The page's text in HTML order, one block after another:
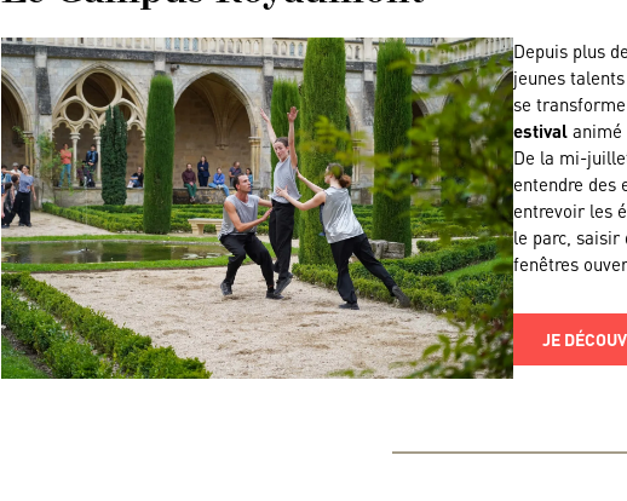
Depuis plus
jeunes
se
estivalanimé
De la mi-
entendre des
entrevoir les
le parc, saisir
fenêtres
JE